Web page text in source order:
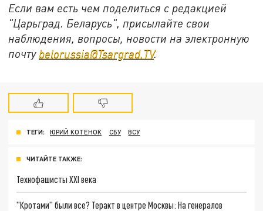
Если вам есть чем поделиться с редакцией
"Царьград. Беларусь", присылайте свои
наблюдения, вопросы, новости на электронную
почту belorussia@Tsargrad.TV.
ТЕГИ: ЮРИЙ КОТЕНОК СБУ ВСУ
ЧИТАЙТЕ ТАКЖЕ:
Технофашисты XXI века
"Кротами" были все? Теракт в центре Москвы: На генералов